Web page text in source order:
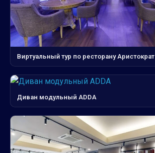
Виртуальный тур по ресторану Аристократ
Диван модульный ADDA